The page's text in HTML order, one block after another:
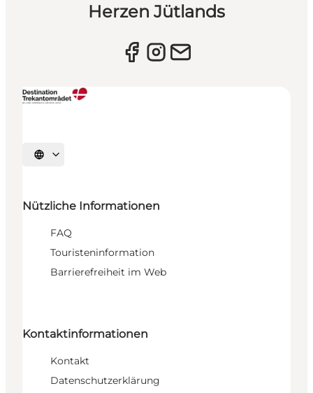
Herzen Jütlands
Sprache auswählen
Nützliche Informationen
FAQ
Touristeninformation
Barrierefreiheit im Web
Kontaktinformationen
Kontakt
Datenschutzerklärung